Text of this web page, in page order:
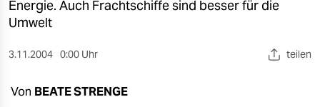
nord
verlag
Energie. Auch Frachtschiffe sind besser für die
Umwelt
3.11.2004 0:00 Uhr teilen
Von BEATE STRENGE